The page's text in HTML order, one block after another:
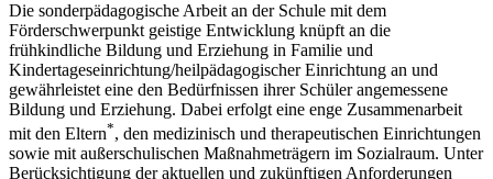
Die sonderpädagogische Arbeit an der Schule mit dem
Förderschwerpunkt geistige Entwicklung knüpft an die
frühkindliche Bildung und Erziehung in Familie und
Kindertageseinrichtung/heilpädagogischer Einrichtung an und
gewährleistet eine den Bedürfnissen ihrer Schüler angemessene
Bildung und Erziehung. Dabei erfolgt eine enge Zusammenarbeit
mit den Eltern*, den medizinisch und therapeutischen Einrichtungen
sowie mit außerschulischen Maßnahmeträgern im Sozialraum. Unter
Berücksichtigung der aktuellen und zukünftigen Anforderungen